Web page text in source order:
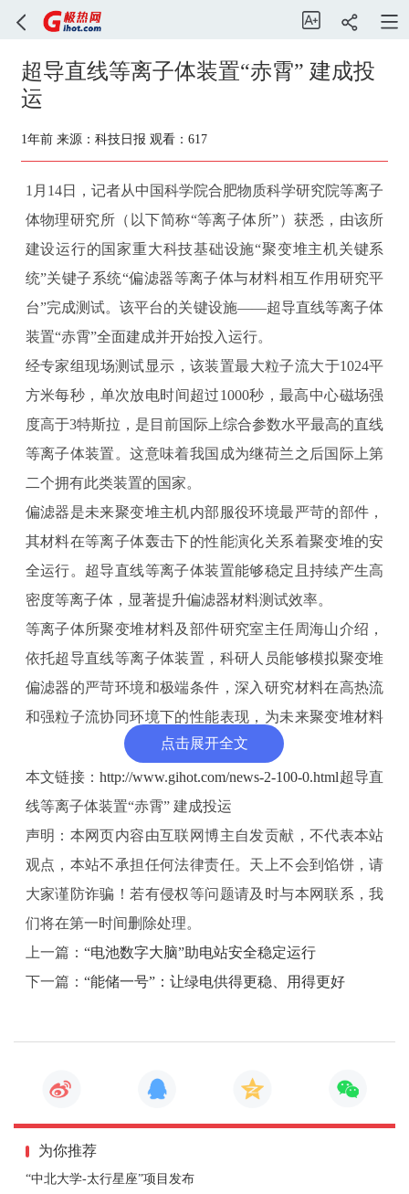
超导直线等离子体装置“赤霄” 建成投
运
1年前来源：科技日报 观看：617
1月14日，记者从中国科学院合肥物质科学研究院等离子
体物理研究所（以下简称“等离子体所”）获悉，由该所
建设运行的国家重大科技基础设施“聚变堆主机关键系
统”关键子系统“偏滤器等离子体与材料相互作用研究平
台”完成测试。该平台的关键设施——超导直线等离子体
装置“赤霄”全面建成并开始投入运行。
经专家组现场测试显示，该装置最大粒子流大于1024平
方米每秒，单次放电时间超过1000秒，最高中心磁场强
度高于3特斯拉，是目前国际上综合参数水平最高的直线
等离子体装置。这意味着我国成为继荷兰之后国际上第
二个拥有此类装置的国家。
偏滤器是未来聚变堆主机内部服役环境最严苛的部件，
其材料在等离子体轰击下的性能演化关系着聚变堆的安
全运行。超导直线等离子体装置能够稳定且持续产生高
密度等离子体，显著提升偏滤器材料测试效率。
等离子体所聚变堆材料及部件研究室主任周海山介绍，
依托超导直线等离子体装置，科研人员能够模拟聚变堆
偏滤器的严苛环境和极端条件，深入研究材料在高热流
和强粒子流协同环境下的性能表现，为未来聚变堆材料
的选择和部件优化提供关键可靠的数据支持。
周海山表示，“赤霄”的建成投入运行，既为聚变堆壁材
料及部件的研发与测试提供了世界一流的实验条件，也
为国内外材料科学、等离子体物理等相关领域提供了一
流研究平台。
1月14日，记者从中国科学院合肥物质科学研究院等离子
体物理研究所（以下简称“等离子体所”）获悉，由该所
建设运行的国家重大科技基础设施“聚变堆主机关键系
统”关键子系统“偏滤器等离子体与材料相互作用研究平
装置“赤霄”全面建成并开始投入运行。
方米每秒，单次放电时间超过1000秒，最高中心磁场强
度高于3特斯拉，是目前国际上综合参数水平最高的直线
等离子体装置。这意味着我国成为继荷兰之后国际上第
二个拥有此类装置的国家。
点击展开全文
本文链接：http://www.gihot.com/news-2-100-0.html超导直
线等离子体装置“赤霄” 建成投运
声明：本网页内容由互联网博主自发贡献，不代表本站
观点，本站不承担任何法律责任。天上不会到馅饼，请
大家谨防诈骗！若有侵权等问题请及时与本网联系，我
们将在第一时间删除处理。
上一篇： “电池数字大脑”助电站安全稳定运行
下一篇： “能储一号”：让绿电供得更稳、用得更好
为你推荐
“中北大学-太行星座”项目发布